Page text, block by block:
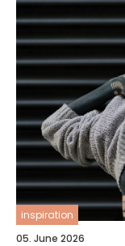
inspiration
05. June 2026